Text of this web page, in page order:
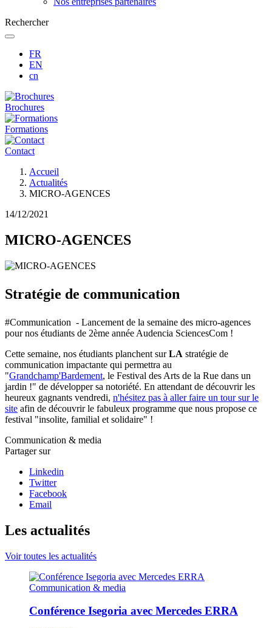
Rechercher
FR
EN
cn
Brochures
Formations
Contact
d'Ariane
Accueil
Actualités
MICRO-AGENCES
14/12/2021
MICRO-AGENCES
Stratégie de communication
#Communication - Lancement de la semaine des micro-agences
pour nos étudiants de 2ème année Audencia SciencesCom !
Cette semaine, nos étudiants planchent surLA stratégie de
communication impactante qui permettra au
"Grandchamp'Bardement, le Festival des Arts de la Rue dans un
jardin !" de développer sa notoriété. En attendant de découvrir les
heureux gagnants vendredi, n'hésitez pas à aller faire un tour sur le
site afin de découvrir le fabuleux programme que nous propose ce
festival "insolite, familial et solidaire" !
Communication & media
Partager sur
Linkedin
Twitter
Facebook
Email
Les actualités
Voir toutes les actualités
Communication & media
Conférence Isegoria avec Mercedes ERRA